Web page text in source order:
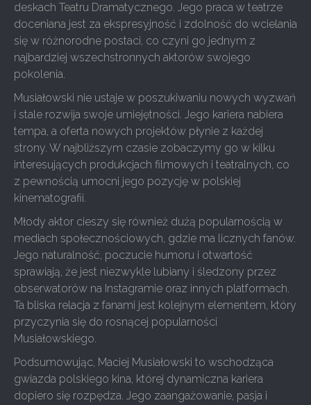
deskach Teatru Dramatycznego. Jego praca w teatrze
doceniana jest za ekspresyjność i zdolność do wcielania
się w różnorodne postaci, co czyni go jednym z
najbardziej wszechstronnych aktorów swojego
pokolenia.
Musiałowski nie ustaje w poszukiwaniu nowych wyzwań
i stale rozwija swoje umiejętności. Jego kariera nabiera
tempa, a oferta nowych projektów płynie z każdej
strony. W najbliższym czasie zobaczymy go w kilku
interesujących produkcjach filmowych i teatralnych, co
z pewnością umocni jego pozycję w polskiej
kinematografii.
Młody aktor cieszy się również dużą popularnością w
mediach społecznościowych, gdzie ma licznych fanów.
Jego naturalność, poczucie humoru i otwartość
sprawiają, że jest niezwykle lubiany i śledzony przez
obserwatorów na Instagramie oraz innych platformach.
Ta bliska relacja z fanami jest kolejnym elementem, który
przyczynia się do rosnącej popularności
Musiałowskiego.
Podsumowując, Maciej Musiałowski to wschodząca
gwiazda polskiego kina, której dynamiczna kariera
dopiero się rozpędza. Jego zaangażowanie, pasja i